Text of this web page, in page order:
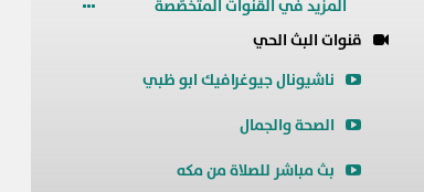
المزيد في القنوات المتخصّصة
قنوات البث الحي
ناشيونال جيوغرافيك ابو ظبي
الصحة والجمال
بث مباشر للصلاة من مكه